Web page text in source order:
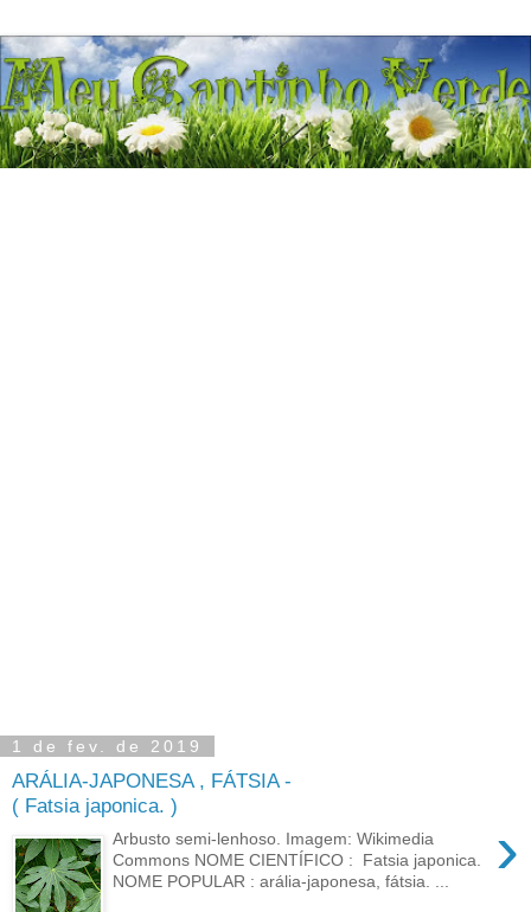
1 de fev. de 2019
ARÁLIA-JAPONESA , FÁTSIA -
( Fatsia japonica. )
›
Arbusto semi-lenhoso. Imagem: Wikimedia
Commons NOME CIENTÍFICO : Fatsia japonica.
NOME POPULAR : arália-japonesa, fátsia. ...